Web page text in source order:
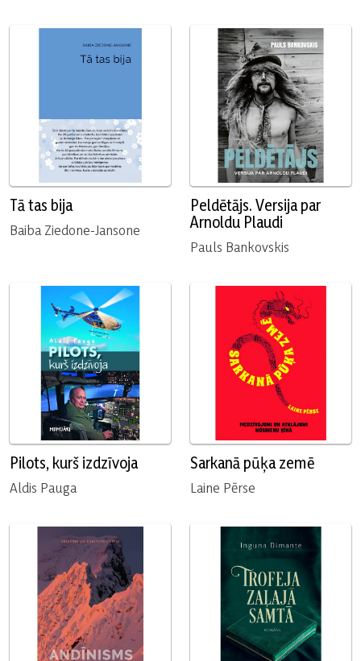
Tā tas bija
Baiba Ziedone-Jansone
Peldētājs. Versija par
Arnoldu Plaudi
Pauls Bankovskis
Pilots, kurš izdzīvoja
Aldis Pauga
Sarkanā pūķa zemē
Laine Pērse